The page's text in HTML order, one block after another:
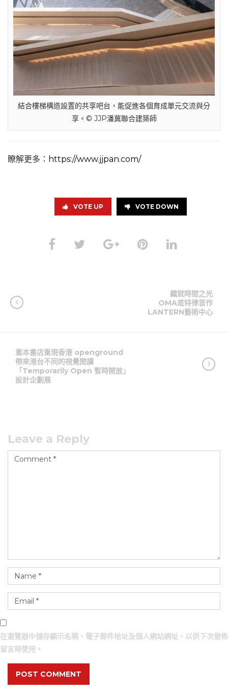
結合樓梯構造設置的共享吧台，能促進各個育成單元交流與分
享。© JJP潘冀聯合建築師
瞭解更多： https://www.jjpan.com/
VOTE UP VOTE DOWN
織就時間之光
OMA底特律首作
LANTERN藝術中心
重本書店重現香港 openground
帶來港台不同的視覺閱讀
「Temporarily Open 暫時開放」
設計企劃展
Leave a Reply
在瀏覽器中儲存顯示名稱、電子郵件地址及個人網站網址，以供下次發佈
留言時使用。
POST COMMENT